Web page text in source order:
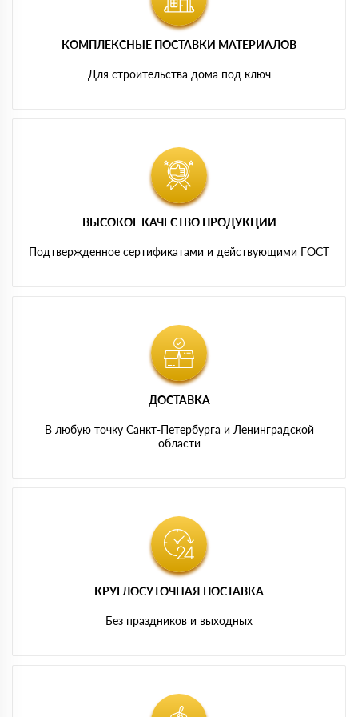
КОМПЛЕКСНЫЕ ПОСТАВКИ МАТЕРИАЛОВ
Для строительства дома под ключ
ВЫСОКОЕ КАЧЕСТВО ПРОДУКЦИИ
Подтвержденное сертификатами и действующими ГОСТ
ДОСТАВКА
В любую точку Санкт-Петербурга и Ленинградской
области
КРУГЛОСУТОЧНАЯ ПОСТАВКА
Без праздников и выходных